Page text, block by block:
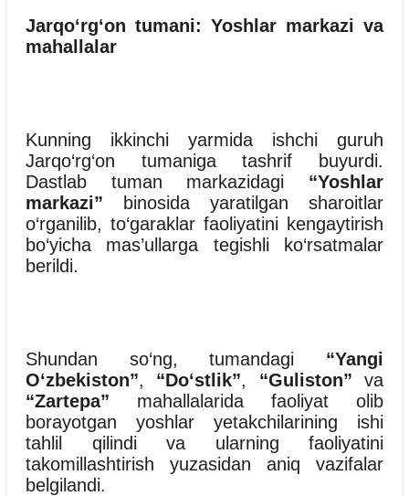
Jarqo‘rg‘on tumani: Yoshlar markazi va
mahallalar
Kunning ikkinchi yarmida ishchi guruh
Jarqo‘rg‘on tumaniga tashrif buyurdi.
Dastlab tuman markazidagi “Yoshlar
markazi” binosida yaratilgan sharoitlar
o‘rganilib, to‘garaklar faoliyatini kengaytirish
bo‘yicha mas’ullarga tegishli ko‘rsatmalar
berildi.
Shundan so‘ng, tumandagi “Yangi
O‘zbekiston”, “Do‘stlik”, “Guliston” va
“Zartepa” mahallalarida faoliyat olib
borayotgan yoshlar yetakchilarining ishi
tahlil qilindi va ularning faoliyatini
takomillashtirish yuzasidan aniq vazifalar
belgilandi.